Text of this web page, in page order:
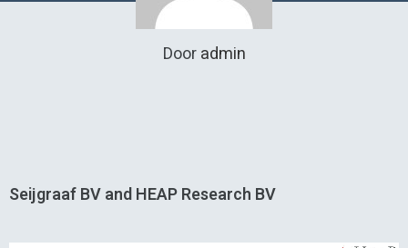
Dooradmin
Seijgraaf BV and HEAP Research BV